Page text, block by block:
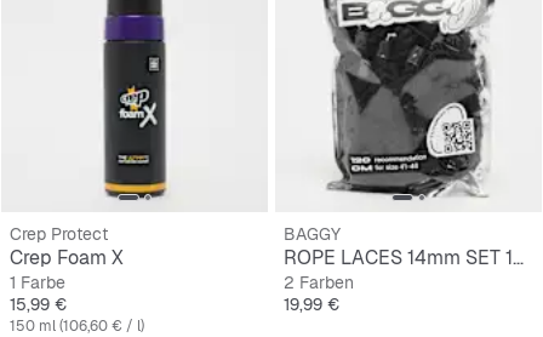
Crep Protect
Crep Foam X
1 Farbe
Preis
15,99 €
150 ml (106,60 € / l)
BAGGY
ROPE LACES 14mm SET 120cm
2 Farben
Preis
19,99 €